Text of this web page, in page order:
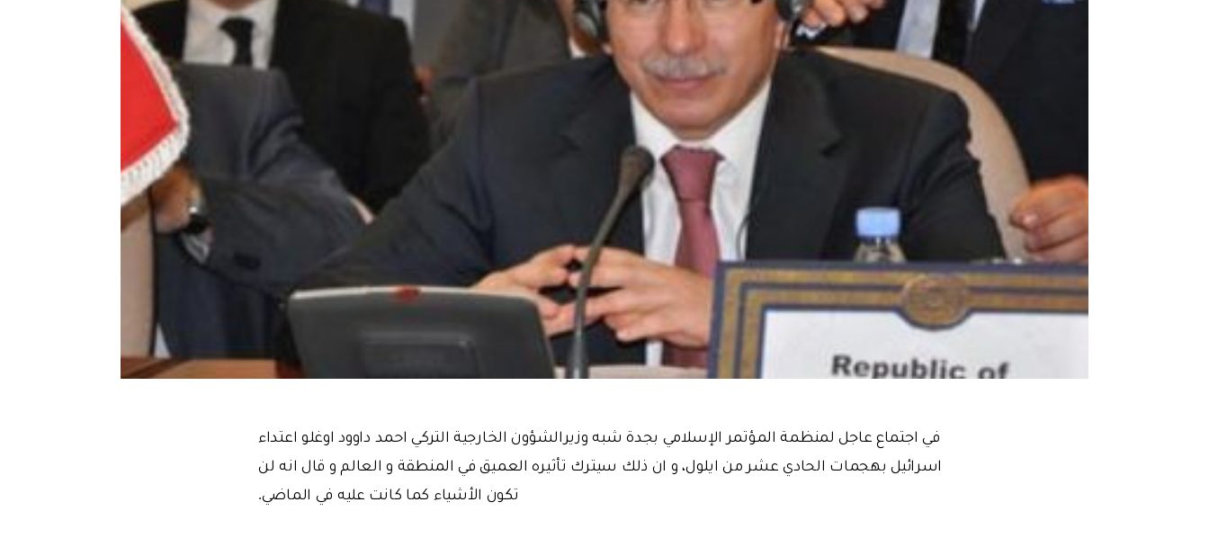
في اجتماع عاجل لمنظمة المؤتمر الإسلامي بجدة شبه وزيرالشؤون الخارجية التركي احمد داوود اوغلو اعتداء
اسرائيل بهجمات الحادي عشر من ايلول، و ان ذلك سيترك تأثيره العميق في المنطقة و العالم و قال انه لن
تكون الأشياء كما كانت عليه في الماضي.